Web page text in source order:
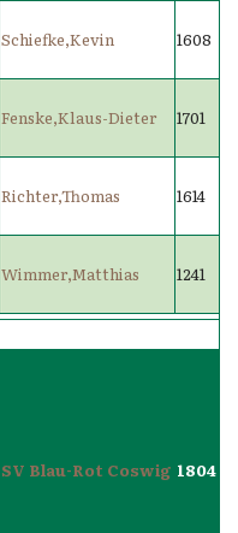
Schiefke,Kevin 1608
Fenske,Klaus-Dieter 1701
Richter,Thomas 1614
Wimmer,Matthias 1241
SV Blau-Rot Coswig 1804